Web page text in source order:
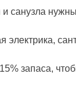
санузла
электрика,
запаса,